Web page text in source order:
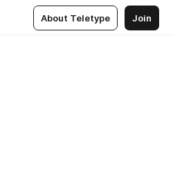
About Teletype Join